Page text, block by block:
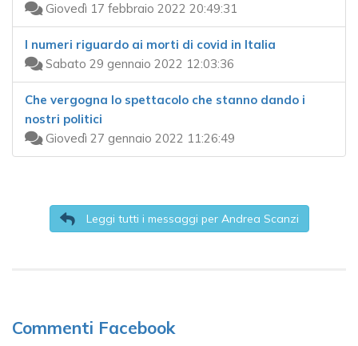
Giovedì 17 febbraio 2022 20:49:31
I numeri riguardo ai morti di covid in Italia
Sabato 29 gennaio 2022 12:03:36
Che vergogna lo spettacolo che stanno dando i
nostri politici
Giovedì 27 gennaio 2022 11:26:49
Leggi tutti i messaggi per Andrea Scanzi
Commenti Facebook